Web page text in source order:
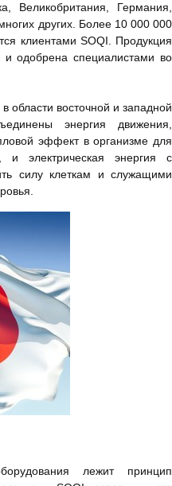
Великобритания, Германия,
других. Более 10 000 000
клиентами SOQI. Продукция
и одобрена специалистами во
области восточной и западной
энергия движения,
эффект в организме для
и электрическая энергия с
силу клеткам и служащими
лежит принцип